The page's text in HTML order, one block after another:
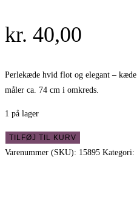
kr. 40,00
Perlekæde hvid flot og elegant –
måler ca. 74 cm i omkreds.
1 på lager
Perlekæde
hvid
TILFØJ TIL KURV
Varenummer (SKU): 15895 Kategori: